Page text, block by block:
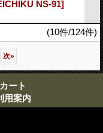
NS-91]
(10件/124件)
次»
ート
用案内